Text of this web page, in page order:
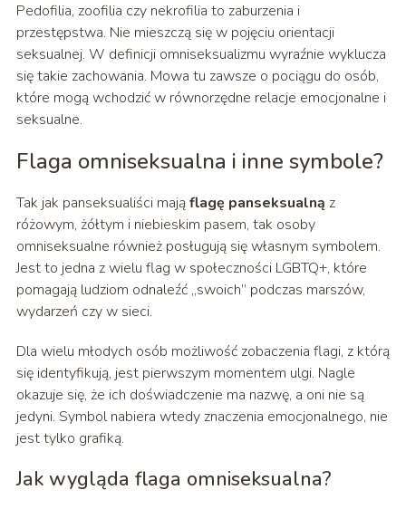
Pedofilia, zoofilia czy nekrofilia to zaburzenia i
przestępstwa. Nie mieszczą się w pojęciu orientacji
seksualnej. W definicji omniseksualizmu wyraźnie wyklucza
się takie zachowania. Mowa tu zawsze o pociągu do osób,
które mogą wchodzić w równorzędne relacje emocjonalne i
seksualne.
Flaga omniseksualna i inne symbole?
Tak jak panseksualiści mają flagę panseksualną z
różowym, żółtym i niebieskim pasem, tak osoby
omniseksualne również posługują się własnym symbolem.
Jest to jedna z wielu flag w społeczności LGBTQ+, które
pomagają ludziom odnaleźć „swoich” podczas marszów,
wydarzeń czy w sieci.
Dla wielu młodych osób możliwość zobaczenia flagi, z którą
się identyfikują, jest pierwszym momentem ulgi. Nagle
okazuje się, że ich doświadczenie ma nazwę, a oni nie są
jedyni. Symbol nabiera wtedy znaczenia emocjonalnego, nie
jest tylko grafiką.
Jak wygląda flaga omniseksualna?